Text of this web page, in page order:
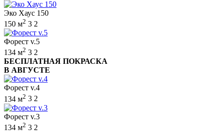
Эко Хаус 150
150 м2 3 2
Форест v.5
134 м2 3 2
БЕСПЛАТНАЯ ПОКРАСКА
В АВГУСТЕ
Форест v.4
134 м2 3 2
Форест v.3
134 м2 3 2